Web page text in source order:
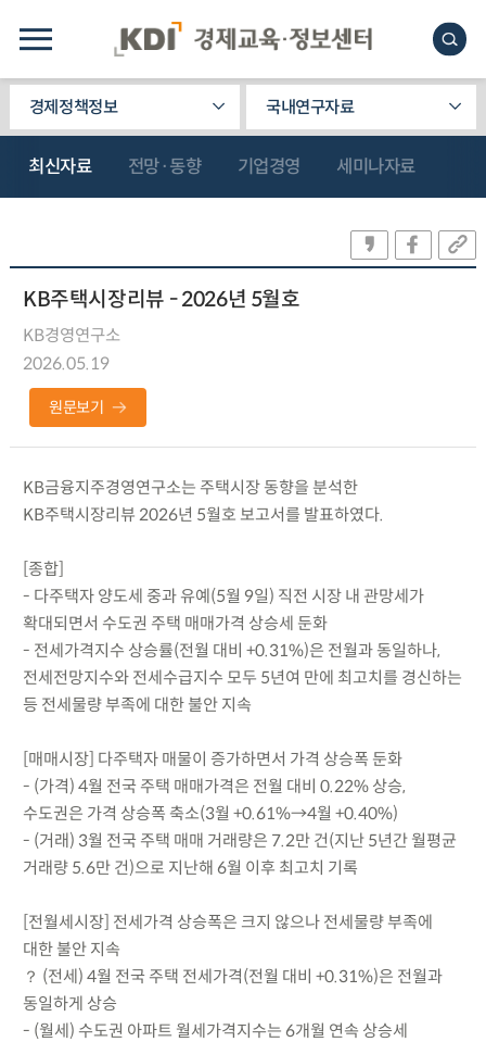
경제정책정보 국내연구자료
최신자료 전망·동향 기업경영 세미나자료
KB주택시장리뷰 - 2026년 5월호
KB경영연구소
2026.05.19
원문보기
KB금융지주경영연구소는 주택시장 동향을 분석한
KB주택시장리뷰 2026년 5월호 보고서를 발표하였다.
[종합]
- 다주택자 양도세 중과 유예(5월 9일) 직전 시장 내 관망세가
확대되면서 수도권 주택 매매가격 상승세 둔화
- 전세가격지수 상승률(전월 대비 +0.31%)은 전월과 동일하나,
전세전망지수와 전세수급지수 모두 5년여 만에 최고치를 경신하는
등 전세물량 부족에 대한 불안 지속
[매매시장] 다주택자 매물이 증가하면서 가격 상승폭 둔화
- (가격) 4월 전국 주택 매매가격은 전월 대비 0.22% 상승,
수도권은 가격 상승폭 축소(3월 +0.61%→4월 +0.40%)
- (거래) 3월 전국 주택 매매 거래량은 7.2만 건(지난 5년간 월평균
거래량 5.6만 건)으로 지난해 6월 이후 최고치 기록
[전월세시장] 전세가격 상승폭은 크지 않으나 전세물량 부족에
대한 불안 지속
？ (전세) 4월 전국 주택 전세가격(전월 대비 +0.31%)은 전월과
동일하게 상승
- (월세) 수도권 아파트 월세가격지수는 6개월 연속 상승세